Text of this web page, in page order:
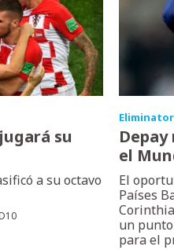
su
a su octavo
el
El
Países
un
para el